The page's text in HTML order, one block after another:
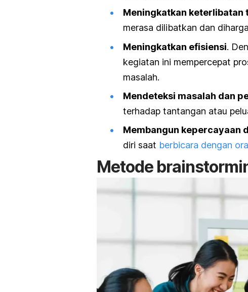
Meningkatkan keterlibatan
merasa dilibatkan dan
Meningkatkan efisiensi.
kegiatan ini mempercepat
masalah.
Mendeteksi masalah dan
terhadap tantangan atau
Membangun kepercayaan
diri saat berbicara dengan
Metode